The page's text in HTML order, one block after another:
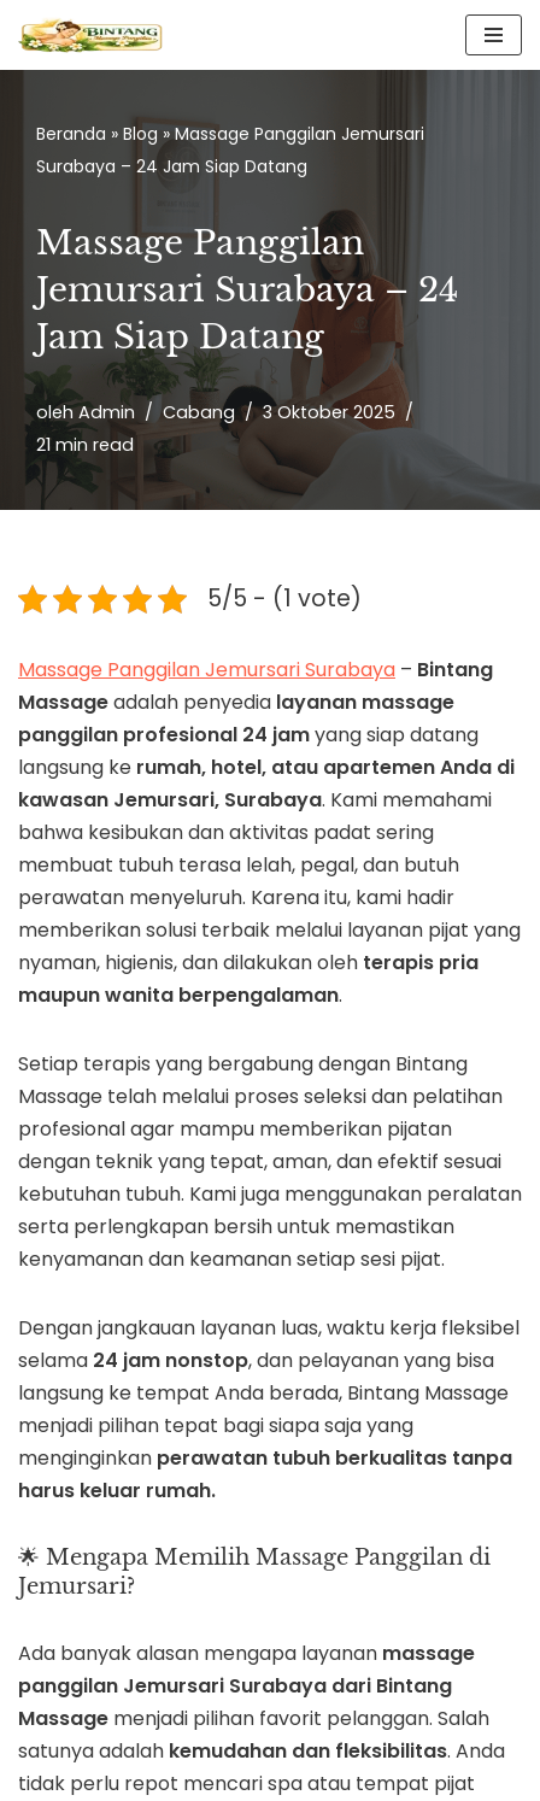
Lompat
konten
Beranda » Blog »Massage Panggilan Jemursari
Surabaya – 24 Jam Siap Datang
Massage Panggilan
Jemursari Surabaya – 24
Jam Siap Datang
olehAdmin Cabang
3 Oktober 2025
21 min read
5/5 - (1 vote)
Massage Panggilan Jemursari Surabaya – Bintang
Massageadalah penyedia layanan massage
panggilan profesional 24 jamyang siap datang
langsung ke rumah, hotel, atau apartemen Anda di
kawasan Jemursari, Surabaya. Kami memahami
bahwa kesibukan dan aktivitas padat sering
membuat tubuh terasa lelah, pegal, dan butuh
perawatan menyeluruh. Karena itu, kami hadir
memberikan solusi terbaik melalui layanan pijat yang
nyaman, higienis, dan dilakukan oleh terapis pria
maupun wanita berpengalaman.
Setiap terapis yang bergabung dengan Bintang
Massage telah melalui proses seleksi dan pelatihan
profesional agar mampu memberikan pijatan
dengan teknik yang tepat, aman, dan efektif sesuai
kebutuhan tubuh. Kami juga menggunakan peralatan
serta perlengkapan bersih untuk memastikan
kenyamanan dan keamanan setiap sesi pijat.
Dengan jangkauan layanan luas, waktu kerja fleksibel
selama 24 jam nonstop, dan pelayanan yang bisa
langsung ke tempat Anda berada, Bintang Massage
menjadi pilihan tepat bagi siapa saja yang
menginginkan perawatan tubuh berkualitas tanpa
harus keluar rumah.
🌟 Mengapa Memilih Massage Panggilan di
Jemursari?
Ada banyak alasan mengapa layanan massage
panggilan Jemursari Surabaya dari Bintang
Massage menjadi pilihan favorit pelanggan. Salah
satunya adalah kemudahan dan fleksibilitas. Anda
tidak perlu repot mencari spa atau tempat pijat